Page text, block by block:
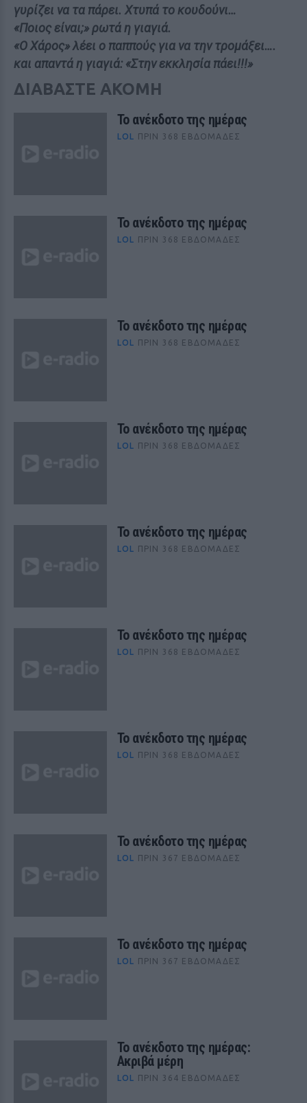
γυρίζει να τα πάρει. Χτυπά το κουδούνι…
«Ποιος είναι;» ρωτά η γιαγιά.
«Ο Χάρος» λέει ο παππούς για να την τρομάξει….
και απαντά η γιαγιά: «Στην εκκλησία πάει!!!»
ΔΙΑΒΑΣΤΕ ΑΚΟΜΗ
Το ανέκδοτο της ημέρας
LOL ΠΡΙΝ 368 ΕΒΔΟΜΆΔΕΣ
Το ανέκδοτο της ημέρας
LOL ΠΡΙΝ 368 ΕΒΔΟΜΆΔΕΣ
Το ανέκδοτο της ημέρας
LOL ΠΡΙΝ 368 ΕΒΔΟΜΆΔΕΣ
Το ανέκδοτο της ημέρας
LOL ΠΡΙΝ 368 ΕΒΔΟΜΆΔΕΣ
Το ανέκδοτο της ημέρας
LOL ΠΡΙΝ 368 ΕΒΔΟΜΆΔΕΣ
Το ανέκδοτο της ημέρας
LOL ΠΡΙΝ 368 ΕΒΔΟΜΆΔΕΣ
Το ανέκδοτο της ημέρας
LOL ΠΡΙΝ 368 ΕΒΔΟΜΆΔΕΣ
Το ανέκδοτο της ημέρας
LOL ΠΡΙΝ 367 ΕΒΔΟΜΆΔΕΣ
Το ανέκδοτο της ημέρας
LOL ΠΡΙΝ 367 ΕΒΔΟΜΆΔΕΣ
Το ανέκδοτο της ημέρας:
Ακριβά μέρη
LOL ΠΡΙΝ 364 ΕΒΔΟΜΆΔΕΣ